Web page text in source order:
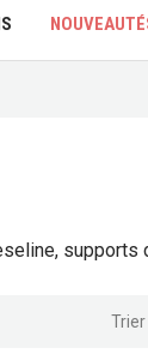
supports
Trier